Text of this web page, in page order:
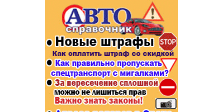
Афиша
Строительство и ремонт
Телекоммуникации и связь
Торговля
Популярное →
Строительство и ремонт